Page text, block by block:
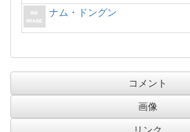
ナム・ドングン
コメント
画像